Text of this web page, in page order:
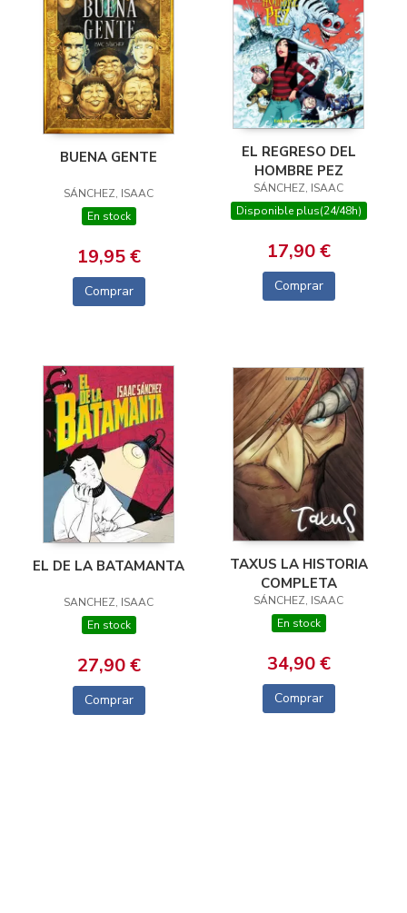
BUENA GENTE
SÁNCHEZ, ISAAC
En stock
19,95 €
Comprar
EL REGRESO DEL
HOMBRE PEZ
SÁNCHEZ, ISAAC
Disponible plus(24/48h)
17,90 €
Comprar
EL DE LA BATAMANTA
SANCHEZ, ISAAC
En stock
27,90 €
Comprar
TAXUS LA HISTORIA
COMPLETA
SÁNCHEZ, ISAAC
En stock
34,90 €
Comprar